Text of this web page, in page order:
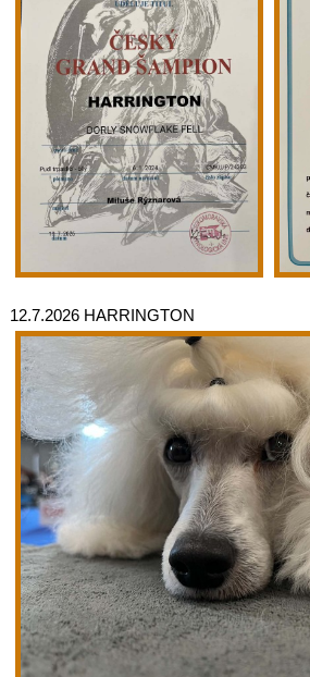
12.7.2026 HARRINGTON